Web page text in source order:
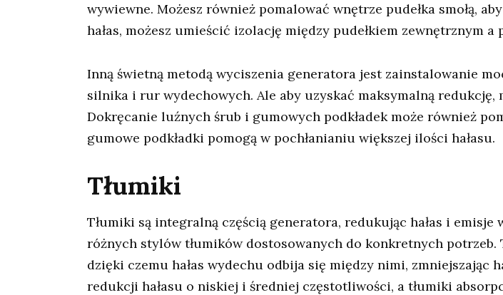
wywiewne. Możesz również pomalować wnętrze pudełka smołą,
hałas, możesz umieścić izolację między pudełkiem zewnętrznym a
Inną świetną metodą wyciszenia generatora jest zainstalowanie
silnika i rur wydechowych. Ale aby uzyskać maksymalną
Dokręcanie luźnych śrub i gumowych podkładek może również
gumowe podkładki pomogą w pochłanianiu większej ilości hałasu.
Tłumiki
Tłumiki są integralną częścią generatora, redukując hałas i
różnych stylów tłumików dostosowanych do konkretnych
dzięki czemu hałas wydechu odbija się między nimi, zmniejszając
redukcji hałasu o niskiej i średniej częstotliwości, a tłumiki